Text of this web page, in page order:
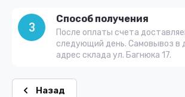
3
Способ получения
После оплаты счета
следующий день. Самовывоз в
адрес склада ул. Багнюка 17.
Назад